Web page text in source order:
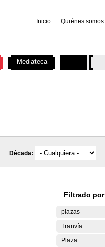
Inicio Quiénes somos
Década:
Filtrado por
plazas
Tranvía
Plaza
Mediateca